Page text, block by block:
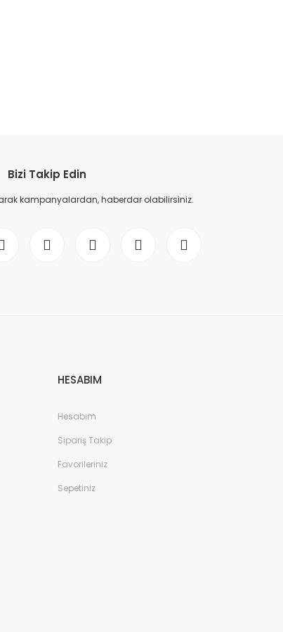
Bizi Takip Edin
kampanyalardan, haberdar olabilirsiniz.
HESABIM
Hesabım
Sipariş Takip
Favorileriniz
Sepetiniz